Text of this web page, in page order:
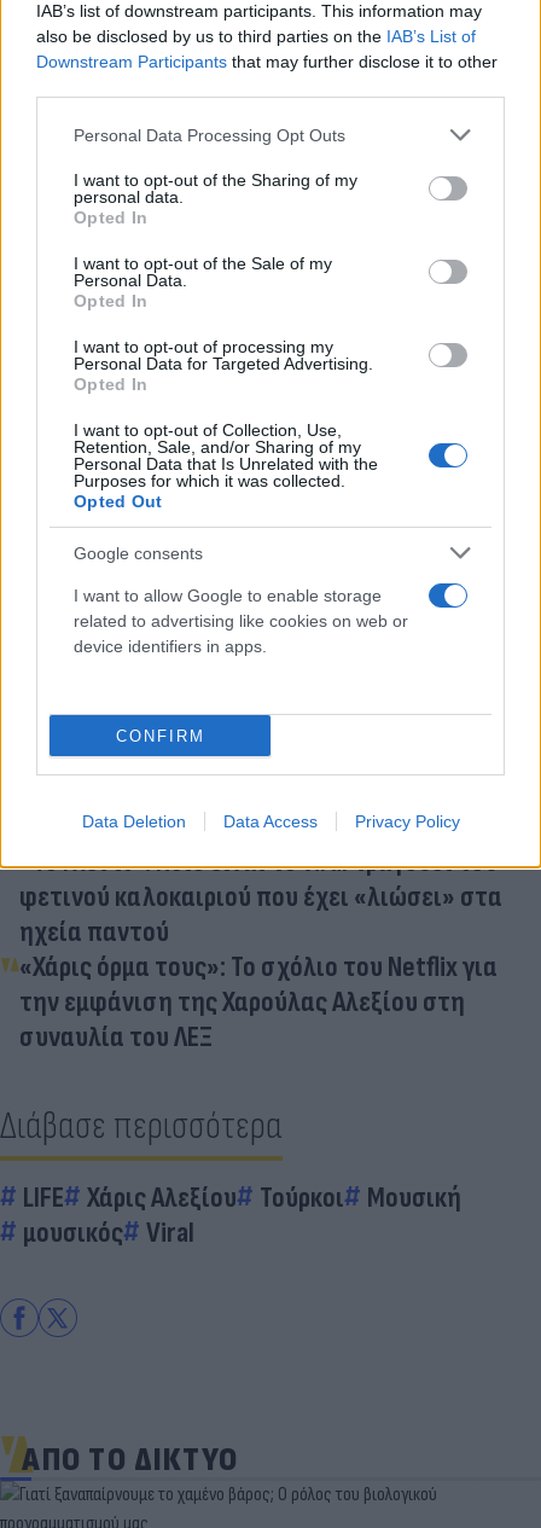
IAB’s list of downstream participants. This information may
also be disclosed by us to third parties on the IAB’s List of
Downstream Participants that may further disclose it to other
Please note that this website/app uses one or more Google
not limited to your visit or usage behaviour. You may click to
grant or deny consent to Google and its third-party tags to
use your data for below specified purposes in below Google
consent section.
Personal Data Processing Opt Outs
I want to opt-out of the Sharing of my
personal data.
Opted In
I want to opt-out of the Sale of my
Personal Data.
Opted In
I want to opt-out of processing my
Personal Data for Targeted Advertising.
Opted In
I want to opt-out of Collection, Use,
Retention, Sale, and/or Sharing of my
Personal Data that Is Unrelated with the
Purposes for which it was collected.
Opted Out
Google consents
I want to allow Google to enable storage
related to advertising like cookies on web or
device identifiers in apps.
CONFIRM
Data Deletion Data Access Privacy Policy
Αξίζει να σημειώσουμε ότι πριν χρόνια η Σεβάλ
Σαμ είχε ερμηνεύσει κι ένα από τα πιο
αντιπροσωπευτικά τραγούδια για τη Γενοκτονία
των Ποντίων και μάλιστα μπροστά σε πολυπληθές
κοινό που τη χειροκρότησε θερμά.
Κάνε κλικ και δες περισσότερο
Flash.grστην αναζήτηση τηςGoogle
Διάβασε σχετικά
«Το Γλέντι»: Ποιο είναι το viral τραγούδι του
φετινού καλοκαιριού που έχει «λιώσει» στα
ηχεία παντού
«Χάρις όρμα τους»: Το σχόλιο του Netflix για
την εμφάνιση της Χαρούλας Αλεξίου στη
συναυλία του ΛΕΞ
Διάβασε περισσότερα
LIFE Χάρις Αλεξίου Τούρκοι
Μουσική
μουσικός
Viral
ΑΠΟ ΤΟ ΔΙΚΤΥΟ